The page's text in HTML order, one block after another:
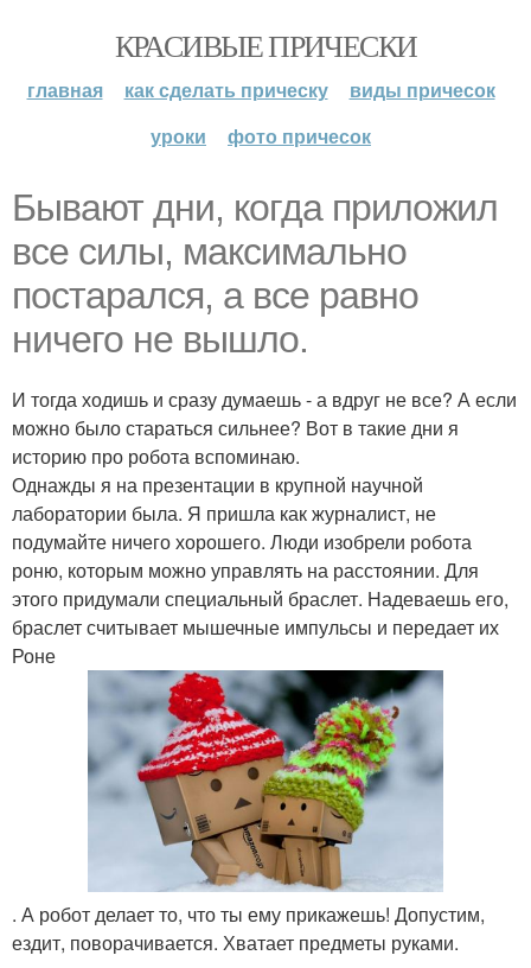
КРАСИВЫЕ ПРИЧЕСКИ
главная как сделать прическу
виды причесок
уроки
фото причесок
Бывают дни, когда приложил
все силы, максимально
постарался, а все равно
ничего не вышло.
И тогда ходишь и сразу думаешь - а вдруг не все? А если
можно было стараться сильнее? Вот в такие дни я
историю про робота вспоминаю.
Однажды я на презентации в крупной научной
лаборатории была. Я пришла как журналист, не
подумайте ничего хорошего. Люди изобрели робота
роню, которым можно управлять на расстоянии. Для
этого придумали специальный браслет. Надеваешь его,
браслет считывает мышечные импульсы и передает их
Роне
. А робот делает то, что ты ему прикажешь! Допустим,
ездит, поворачивается. Хватает предметы руками.